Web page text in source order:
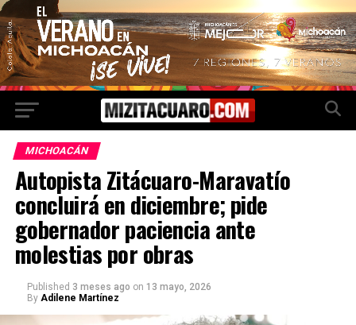
MICHOACÁN
Autopista Zitácuaro-Maravatío
concluirá en diciembre; pide
gobernador paciencia ante
molestias por obras
Published 3 meses ago on 13 mayo, 2026
By Adilene Martínez